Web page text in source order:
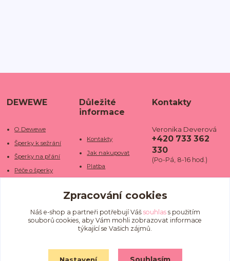
DEWEWE
O Dewewe
Šperky k sežrání
Šperky na přání
Péče o šperky
Kamenné obchody
Fotogalerie
Důležité
informace
Kontakty
Jak nakupovat
Platba
Doba dodání
Doprava
Obchodní podmínky
Ochrana osobních
Kontakty
Veronika Deverová
+420 733 362
330
(Po-Pá, 8-16 hod.)
we.cz
Zpracování cookies
Náš e-shop a partneři potřebují Váš souhlass použitím
souborů cookies, aby Vám mohli zobrazovat informace
týkající se Vašich zájmů.